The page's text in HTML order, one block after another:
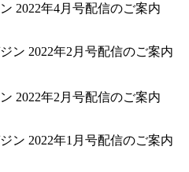
2022年4月号配信のご案内
2022年2月号配信のご案内